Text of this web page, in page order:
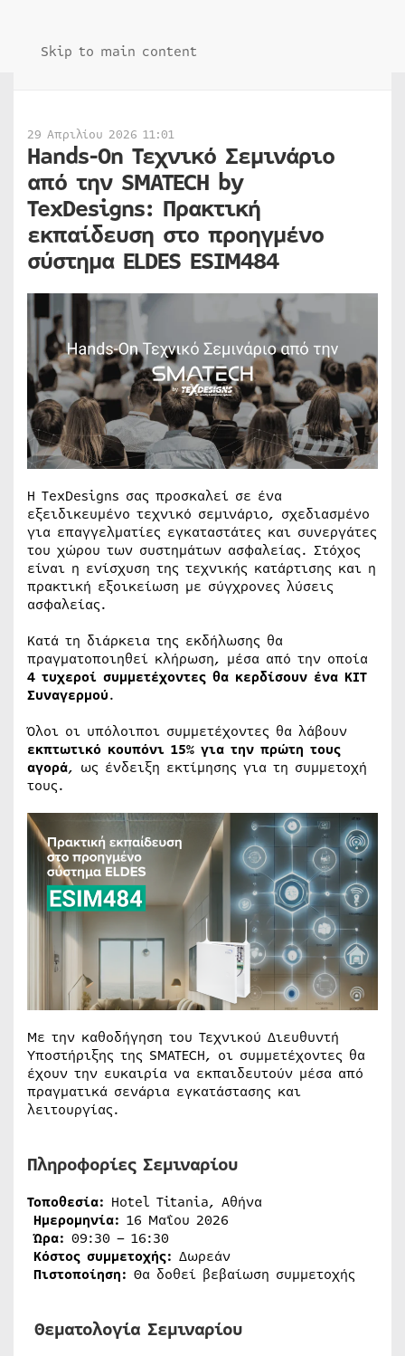
Skip to main content
29 Απριλίου 2026 11:01
Hands-On Τεχνικό Σεμινάριο
από την SMATECH by
TexDesigns: Πρακτική
εκπαίδευση στο προηγμένο
σύστημα ELDES ESIM484
Η TexDesigns σας προσκαλεί σε ένα
εξειδικευμένο τεχνικό σεμινάριο, σχεδιασμένο
για επαγγελματίες εγκαταστάτες και συνεργάτες
του χώρου των συστημάτων ασφαλείας. Στόχος
είναι η ενίσχυση της τεχνικής κατάρτισης και η
πρακτική εξοικείωση με σύγχρονες λύσεις
ασφαλείας.
Κατά τη διάρκεια της εκδήλωσης θα
πραγματοποιηθεί κλήρωση, μέσα από την οποία
4 τυχεροί συμμετέχοντες θα κερδίσουν ένα ΚΙΤ
Συναγερμού.
Όλοι οι υπόλοιποι συμμετέχοντες θα λάβουν
εκπτωτικό κουπόνι 15% για την πρώτη τους
αγορά, ως ένδειξη εκτίμησης για τη συμμετοχή
τους.
Με την καθοδήγηση του Τεχνικού Διευθυντή
Υποστήριξης της SMATECH, οι συμμετέχοντες θα
έχουν την ευκαιρία να εκπαιδευτούν μέσα από
πραγματικά σενάρια εγκατάστασης και
λειτουργίας.
Πληροφορίες Σεμιναρίου
Τοποθεσία: Hotel Titania, Αθήνα
Ημερομηνία: 16 Μαΐου 2026
Ώρα: 09:30 – 16:30
Κόστος συμμετοχής: Δωρεάν
Πιστοποίηση: Θα δοθεί βεβαίωση συμμετοχής
Θεματολογία Σεμιναρίου